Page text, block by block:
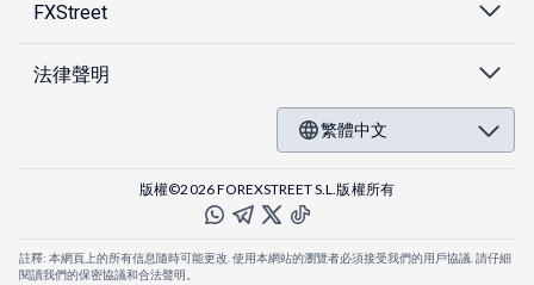
FXStreet
法律聲明
繁體中文
版權©2026 FOREXSTREET S.L.版權所有
註釋: 本網頁上的所有信息隨時可能更改. 使用本網站的瀏覽者必須接受我們的用戶協議. 請仔細
閱讀我們的保密協議和合法聲明。